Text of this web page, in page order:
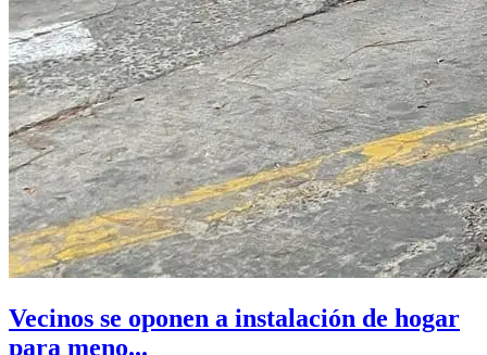
Vecinos se oponen a instalación de hogar
para meno...